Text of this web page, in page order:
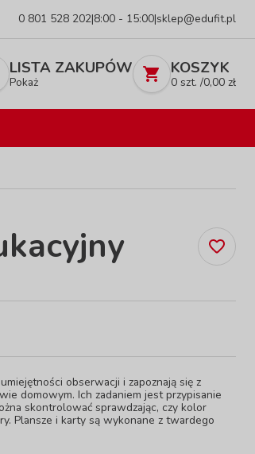
0 801 528 202|8:00 - 15:00|sklep@edufit.pl
LISTA ZAKUPÓW
Pokaż
KOSZYK
0 szt. /0,00 zł
obserwacji i zapoznają się z
domowym. Ich zadaniem jest przypisanie
skontrolować sprawdzając, czy kolor
Plansze i karty są wykonane z twardego